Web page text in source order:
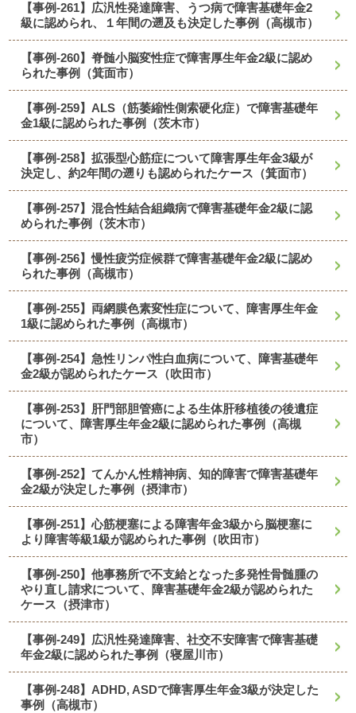
【事例-261】広汎性発達障害、うつ病で障害基礎年金2
級に認められ、１年間の遡及も決定した事例（高槻市）
【事例-260】脊髄小脳変性症で障害厚生年金2級に認め
られた事例（箕面市）
【事例-259】ALS（筋萎縮性側索硬化症）で障害基礎年
金1級に認められた事例（茨木市）
【事例-258】拡張型心筋症について障害厚生年金3級が
決定し、約2年間の遡りも認められたケース（箕面市）
【事例-257】混合性結合組織病で障害基礎年金2級に認
められた事例（茨木市）
【事例-256】慢性疲労症候群で障害基礎年金2級に認め
られた事例（高槻市）
【事例-255】両網膜色素変性症について、障害厚生年金
1級に認められた事例（高槻市）
【事例-254】急性リンパ性白血病について、障害基礎年
金2級が認められたケース（吹田市）
【事例-253】肝門部胆管癌による生体肝移植後の後遺症
について、障害厚生年金2級に認められた事例（高槻
市）
【事例-252】てんかん性精神病、知的障害で障害基礎年
金2級が決定した事例（摂津市）
【事例-251】心筋梗塞による障害年金3級から脳梗塞に
より障害等級1級が認められた事例（吹田市）
【事例-250】他事務所で不支給となった多発性骨髄腫の
やり直し請求について、障害基礎年金2級が認められた
ケース（摂津市）
【事例-249】広汎性発達障害、社交不安障害で障害基礎
年金2級に認められた事例（寝屋川市）
【事例-248】ADHD, ASDで障害厚生年金3級が決定した
事例（高槻市）